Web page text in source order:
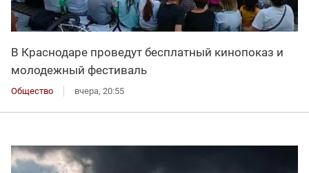
В Краснодаре проведут бесплатный кинопоказ и
молодежный фестиваль
Общество вчера, 20:55